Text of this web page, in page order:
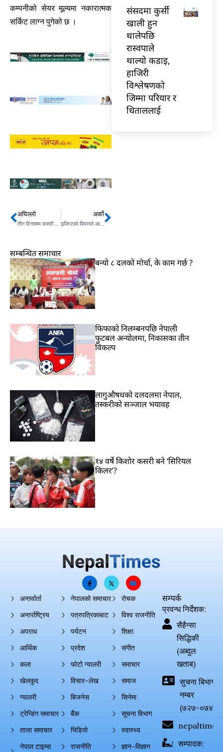
कम्पनीको सेयर मूल्यमा नकारात्मक
सर्किट लाग्न पुगेको छ ।
Prev
अघिल्लो अर्को
इजिप्टको विमानले आकाशमै इन्धन भर्याे Next
संसदमा कुर्सी
खाली हुन
थालेपछि
रास्वपाले
थाल्यो कडाइ,
हाजिरी
विश्लेषणको
जिम्मा परियार र
धिताललाई
सम्बन्धित समाचार
बन्यो ८ दलको मोर्चा, के काम गर्छ ?
फिफाको निलम्बनपछि नेपाली
फुटबल अन्योलमा, निकासका तीन
विकल्प
लागुऔषधको दलदलमा नेपाल,
तस्करीको सञ्जाल भयावह
१४ वर्षे किशोर कसरी बने ‘सिरियल
किलर’?
अन्तर्वार्ता
अन्तर्राष्ट्रिय
अपराध
आर्थिक
कला
खेलकुद
ग्यालरी
ट्रेन्डिंग समाचार
ताजा समाचार
नेपाल टाइम्स
नेपालको समाचार
पत्रपत्रिकाबाट
पर्यटन
प्रदेश
फोटो ग्यालरी
विचार–लेख
बिजनेस
बैंक
भिडियो
राजनीति
रोचक
विश्व राजनीति
शिक्षा
संगीत
समाचार
समाज
सिनेमा
सूचना विभाग
स्वास्थ्य
ज्ञान–विज्ञान
सम्पर्क
प्रवन्ध निर्देशक:
सैहैन्सा
सिद्धिकी
(अब्दुल
खताब)
सुचना बिभाग
नम्बर
(७२७-०७४-
सम्पादक: